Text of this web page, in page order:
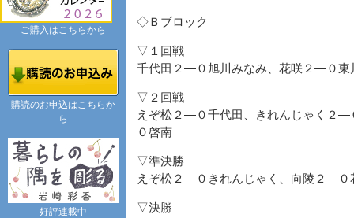
◇Ｂブロック
▽１回戦
千代田２―０旭川みなみ、花咲２―０東
▽２回戦
えぞ松２―０千代田、きれんじゃく２
０啓南
▽準決勝
えぞ松２―０きれんじゃく、向陵２―０
▽決勝
ご購入はこちらから
購読のお申込はこちらか
ら
好評連載中